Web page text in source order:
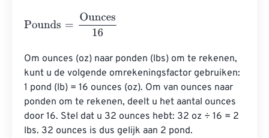
Pounds Ounces16
Om ounces (oz) naar ponden (lbs) om te rekenen,
kunt u de volgende omrekeningsfactor gebruiken:
1 pond (lb) = 16 ounces (oz). Om van ounces naar
ponden om te rekenen, deelt u het aantal ounces
door 16. Stel dat u 32 ounces hebt: 32 oz ÷ 16 = 2
lbs. 32 ounces is dus gelijk aan 2 pond.